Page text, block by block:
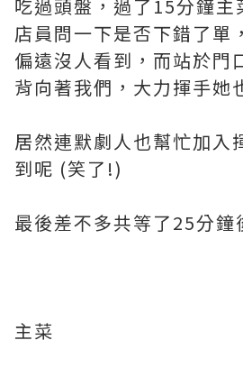
吃過頭盤，過了15分鐘主
店員問一下是否下錯了單
偏遠沒人看到，而站於門
背向著我們，大力揮手她
居然連默劇人也幫忙加入
到呢 (笑了!)
最後差不多共等了25分鐘
主菜